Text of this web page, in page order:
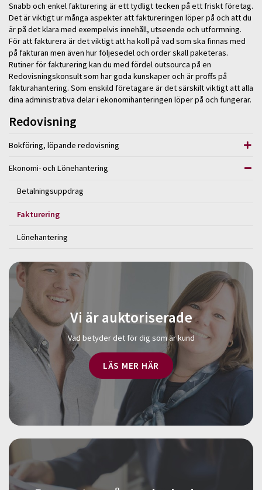
Snabb och enkel fakturering är ett tydligt tecken på ett friskt företag.
Det är viktigt ur många aspekter att faktureringen löper på och att du
är på det klara med exempelvis innehåll, utseende och utformning.
För att fakturera är det viktigt att ha koll på vad som ska finnas med
på fakturan men även hur följesedel och order skall paketeras.
Rutiner för fakturering kan du med fördel outsourca på en
Redovisningskonsult som har goda kunskaper och är proffs på
fakturahantering. Som enskild företagare är det särskilt viktigt att alla
dina administrativa delar i ekonomihanteringen löper på och fungerar.
Redovisning
Bokföring, löpande redovisning
Ekonomi- och Lönehantering
Betalningsuppdrag
Fakturering
Lönehantering
Vi är auktoriserade
Vad betyder det för dig som är kund
LÄS MER HÄR